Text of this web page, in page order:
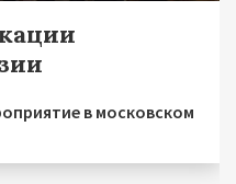
в московском